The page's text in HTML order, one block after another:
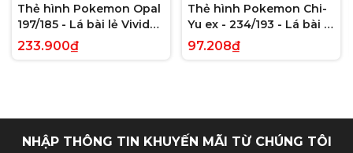
Thẻ hình Pokemon Opal
197/185 - Lá bài lẻ Vivid
Voltage Hyper Rare tiếng
Anh chính hãng
233.900₫
Thẻ hình Pokemon Chi-
Yu ex - 234/193 - Lá bài lẻ
Paldea Evolved Full Art
Secret Rare tiếng Anh
97.208₫
NHẬP THÔNG TIN KHUYẾN MÃI TỪ CHÚNG TÔI